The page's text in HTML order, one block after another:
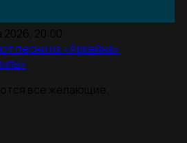
песни из «Аркейна»